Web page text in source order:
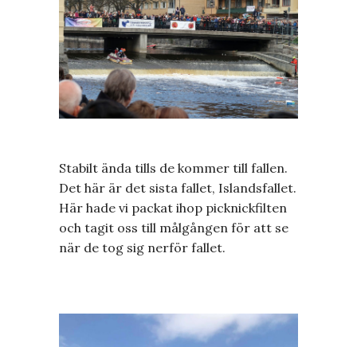
Stabilt ända tills de kommer till fallen.
Det här är det sista fallet, Islandsfallet.
Här hade vi packat ihop picknickfilten
och tagit oss till målgången för att se
när de tog sig nerför fallet.